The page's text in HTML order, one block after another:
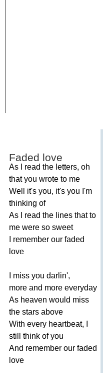
Faded love
As read the letters, oh
that you wrote to me
Well
it's you, it's you I'm
thinking of
As
read the lines that to
me were so sweet
remember our faded
love
miss you darlin',
more and more everyday
As heaven would miss
the stars above
With every heartbeat,
still
think of you
And remember our faded
love